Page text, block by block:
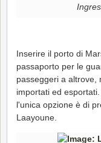
Inserire il porto di
passaporto per le
passeggeri a altrove,
importati ed
l'unica opzione è di
Laayoune.